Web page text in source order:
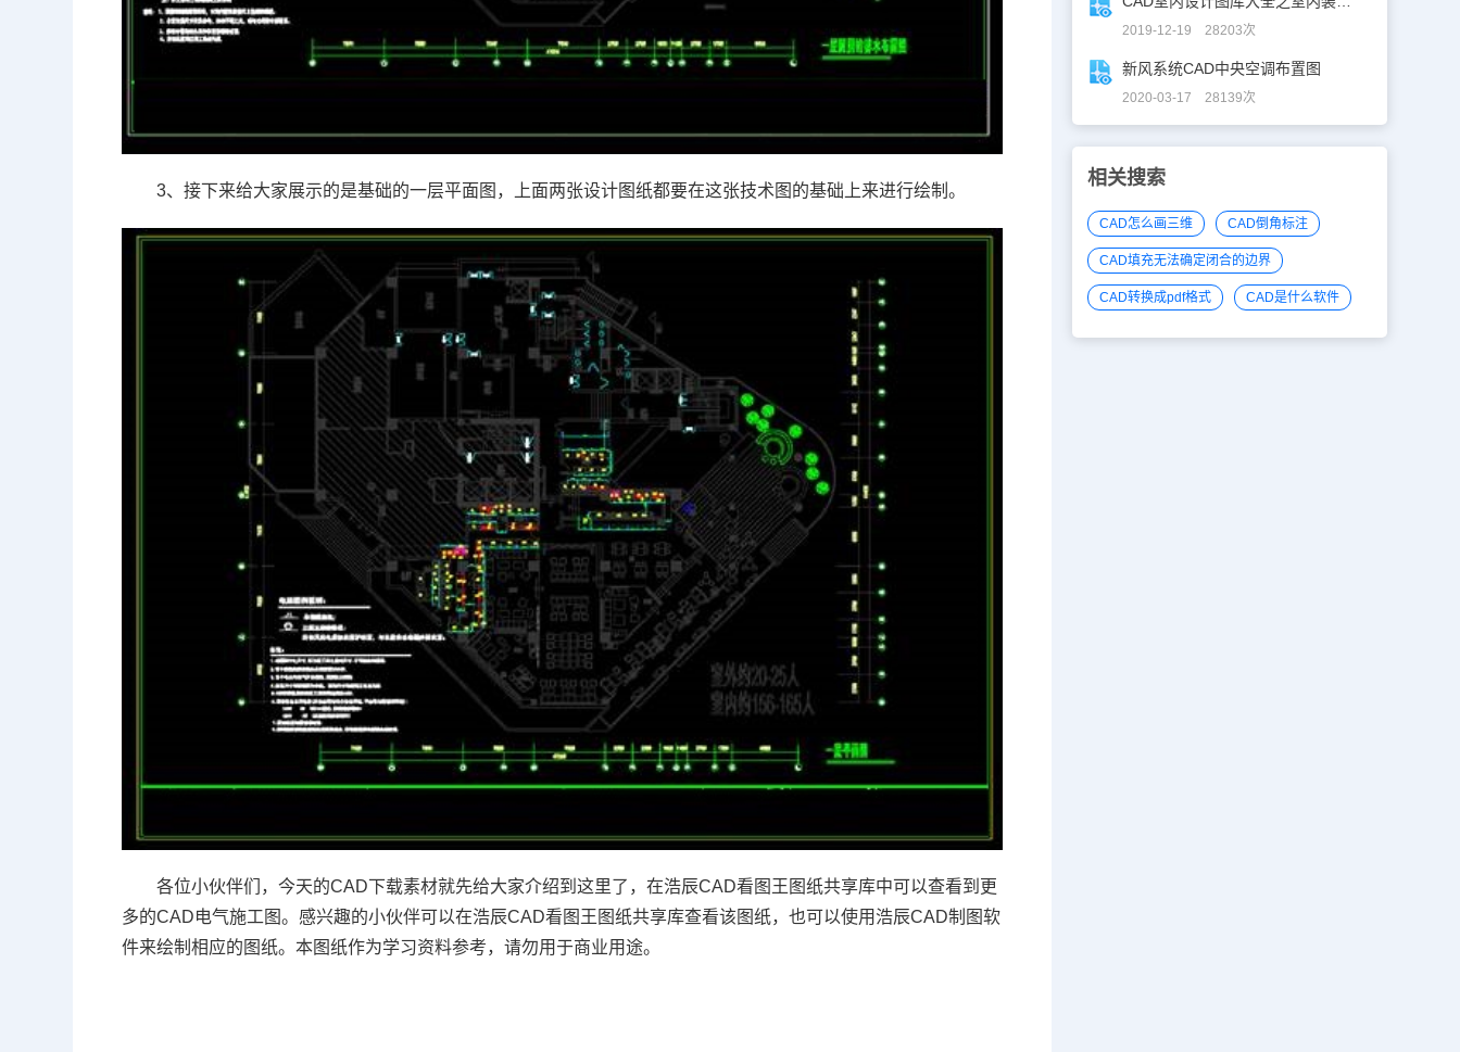
3、接下来给大家展示的是基础的一层平面图，上面两张设计图纸都要在这张技术图的基础上来进行绘制。
各位小伙伴们，今天的CAD下载素材就先给大家介绍到这里了，在浩辰CAD看图王图纸共享库中可以查看到更
多的CAD电气施工图。感兴趣的小伙伴可以在浩辰CAD看图王图纸共享库查看该图纸，也可以使用浩辰CAD制图软
件来绘制相应的图纸。本图纸作为学习资料参考，请勿用于商业用途。
2019-12-19 28203次
新风系统CAD中央空调布置图
2020-03-17 28139次
相关搜索
CAD怎么画三维 CAD倒角标注
CAD填充无法确定闭合的边界
CAD转换成pdf格式 CAD是什么软件